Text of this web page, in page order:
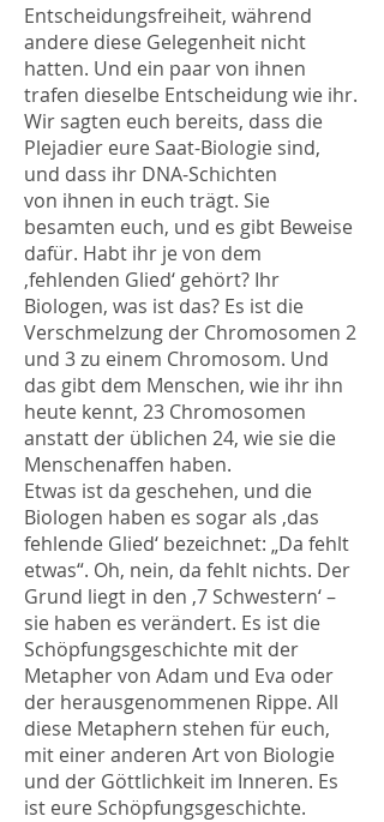
Entscheidungsfreiheit, während
andere diese Gelegenheit nicht
hatten. Und ein paar von ihnen
trafen dieselbe Entscheidung wie ihr.
Wir sagten euch bereits, dass die
Plejadier eure Saat-Biologie sind,
und dass ihr DNA-Schichten
von ihnen in euch trägt. Sie
besamten euch, und es gibt Beweise
dafür. Habt ihr je von dem
‚fehlenden Glied‘ gehört? Ihr
Biologen, was ist das? Es ist die
Verschmelzung der Chromosomen 2
und 3 zu einem Chromosom. Und
das gibt dem Menschen, wie ihr ihn
heute kennt, 23 Chromosomen
anstatt der üblichen 24, wie sie die
Menschenaffen haben.
Etwas ist da geschehen, und die
Biologen haben es sogar als ‚das
fehlende Glied‘ bezeichnet: „Da fehlt
etwas“. Oh, nein, da fehlt nichts. Der
Grund liegt in den ‚7 Schwestern‘ –
sie haben es verändert. Es ist die
Schöpfungsgeschichte mit der
Metapher von Adam und Eva oder
der herausgenommenen Rippe. All
diese Metaphern stehen für euch,
mit einer anderen Art von Biologie
und der Göttlichkeit im Inneren. Es
ist eure Schöpfungsgeschichte.